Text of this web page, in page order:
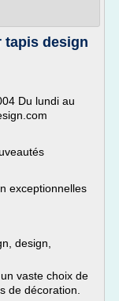
tapis design
Du lundi au
exceptionnelles
design,
vaste choix de
de décoration.